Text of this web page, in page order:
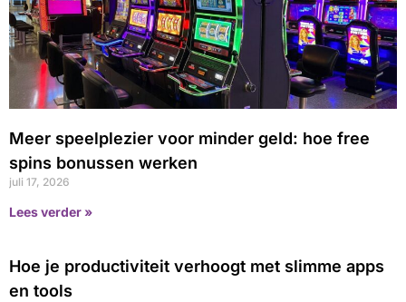
Meer speelplezier voor minder geld: hoe free
spins bonussen werken
juli 17, 2026
Lees verder »
Hoe je productiviteit verhoogt met slimme apps
en tools